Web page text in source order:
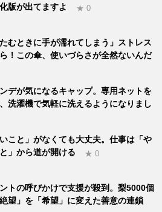
版が出てますよ
★ 0
たむときに手が濡れてしまう」ストレス
！この傘、使いづらさが全然ないんだ
デが気になるキャップ。専用ネットを
洗濯機で気軽に洗えるようになりまし
いこと」がなくても大丈夫。仕事は「や
」から道が開ける
★ 0
トの呼びかけで支援が殺到。梨5000個
望」を「希望」に変えた善意の連鎖